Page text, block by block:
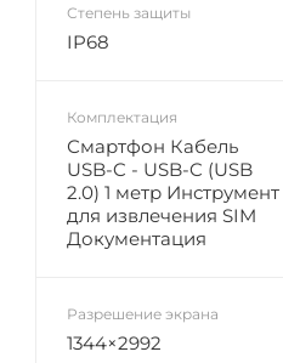
Степень защиты
IP68
Комплектация
Смартфон Кабель
USB-C - USB-C (USB
2.0) 1 метр Инструмент
для извлечения SIM
Документация
Разрешение экрана
1344×2992